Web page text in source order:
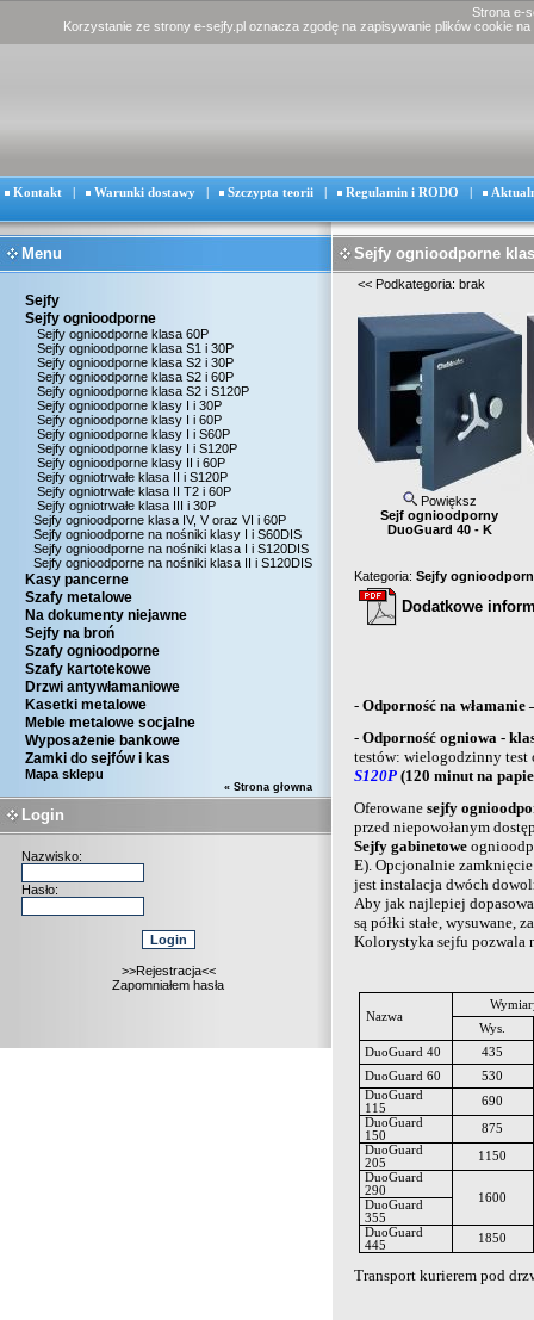
Strona e-
Korzystanie ze strony e-sejfy.pl oznacza zgodę na zapisywanie plików cookie
Kontakt | Warunki dostawy | Szczypta teorii | Regulamin i RODO |
Menu
Sejfy
Sejfy ognioodporne
Sejfy ognioodporne klasa 60P
Sejfy ognioodporne klasa S1 i 30P
Sejfy ognioodporne klasa S2 i 30P
Sejfy ognioodporne klasa S2 i 60P
Sejfy ognioodporne klasa S2 i S120P
Sejfy ognioodporne klasy I i 30P
Sejfy ognioodporne klasy I i 60P
Sejfy ognioodporne klasy I i S60P
Sejfy ognioodporne klasy I i S120P
Sejfy ognioodporne klasy II i 60P
Sejfy ogniotrwałe klasa II i S120P
Sejfy ogniotrwałe klasa II T2 i 60P
Sejfy ogniotrwałe klasa III i 30P
Sejfy ognioodporne klasa IV, V oraz VI i 60P
Sejfy ognioodporne na nośniki klasy I i S60DIS
Sejfy ognioodporne na nośniki klasa I i S120DIS
Sejfy ognioodporne na nośniki klasa II i S120DIS
Kasy pancerne
Szafy metalowe
Na dokumenty niejawne
Sejfy na broń
Szafy ognioodporne
Szafy kartotekowe
Drzwi antywłamaniowe
Kasetki metalowe
Meble metalowe socjalne
Wyposażenie bankowe
Zamki do sejfów i kas
Mapa sklepu
« Strona głowna
Login
Nazwisko:
Hasło:
>>Rejestracja<<
Zapomniałem hasła
Sejfy ognioodporne
<< Podkategoria: brak
Powiększ
Sejf ognioodporny
DuoGuard 40 - K
Kategoria: Sejfy
Dodatkowe
- Odporność na włamanie
- Odporność ogniowa -
testów: wielogodzinny test
S120P (120 minut na
Oferowane sejfy
przed niepowołanym
Sejfy gabinetowe
E). Opcjonalnie
jest instalacja dwóch
Aby jak najlepiej
są półki stałe, wysuwane,
Kolorystyka sejfu pozwala
Nazwa
Wys.
DuoGuard 40
435
DuoGuard 60
530
DuoGuard
115
690
DuoGuard
150
875
DuoGuard
205
1150
DuoGuard
290
1600
DuoGuard
355
DuoGuard
445
1850
Transport kurierem pod